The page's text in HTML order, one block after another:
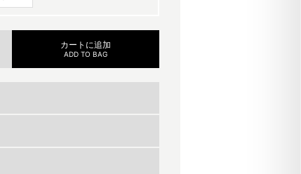
カートに追加
ADD TO BAG